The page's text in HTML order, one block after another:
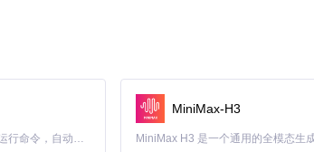
精确捕捉 vocal 片段
Claude Code 的开源替代方案。连接任意大模型，编辑代码，运行命令，自动验证 — 全自动执行。用 Rust 构建，极致性能。 ｜ An open-source alternative to Claude Code. Connect any LLM, edit code, run commands, and verify changes — autonomously. Built in Rust for speed. Get Started
MiniMax-H3